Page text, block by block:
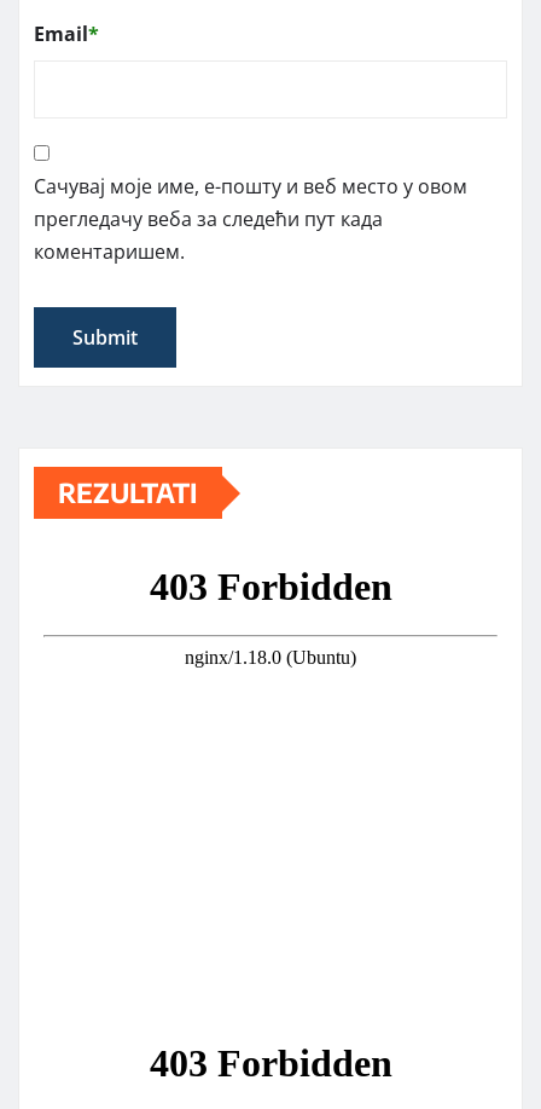
Email*
Сачувај моје име, е-пошту и веб место у овом
прегледачу веба за следећи пут када
коментаришем.
REZULTATI